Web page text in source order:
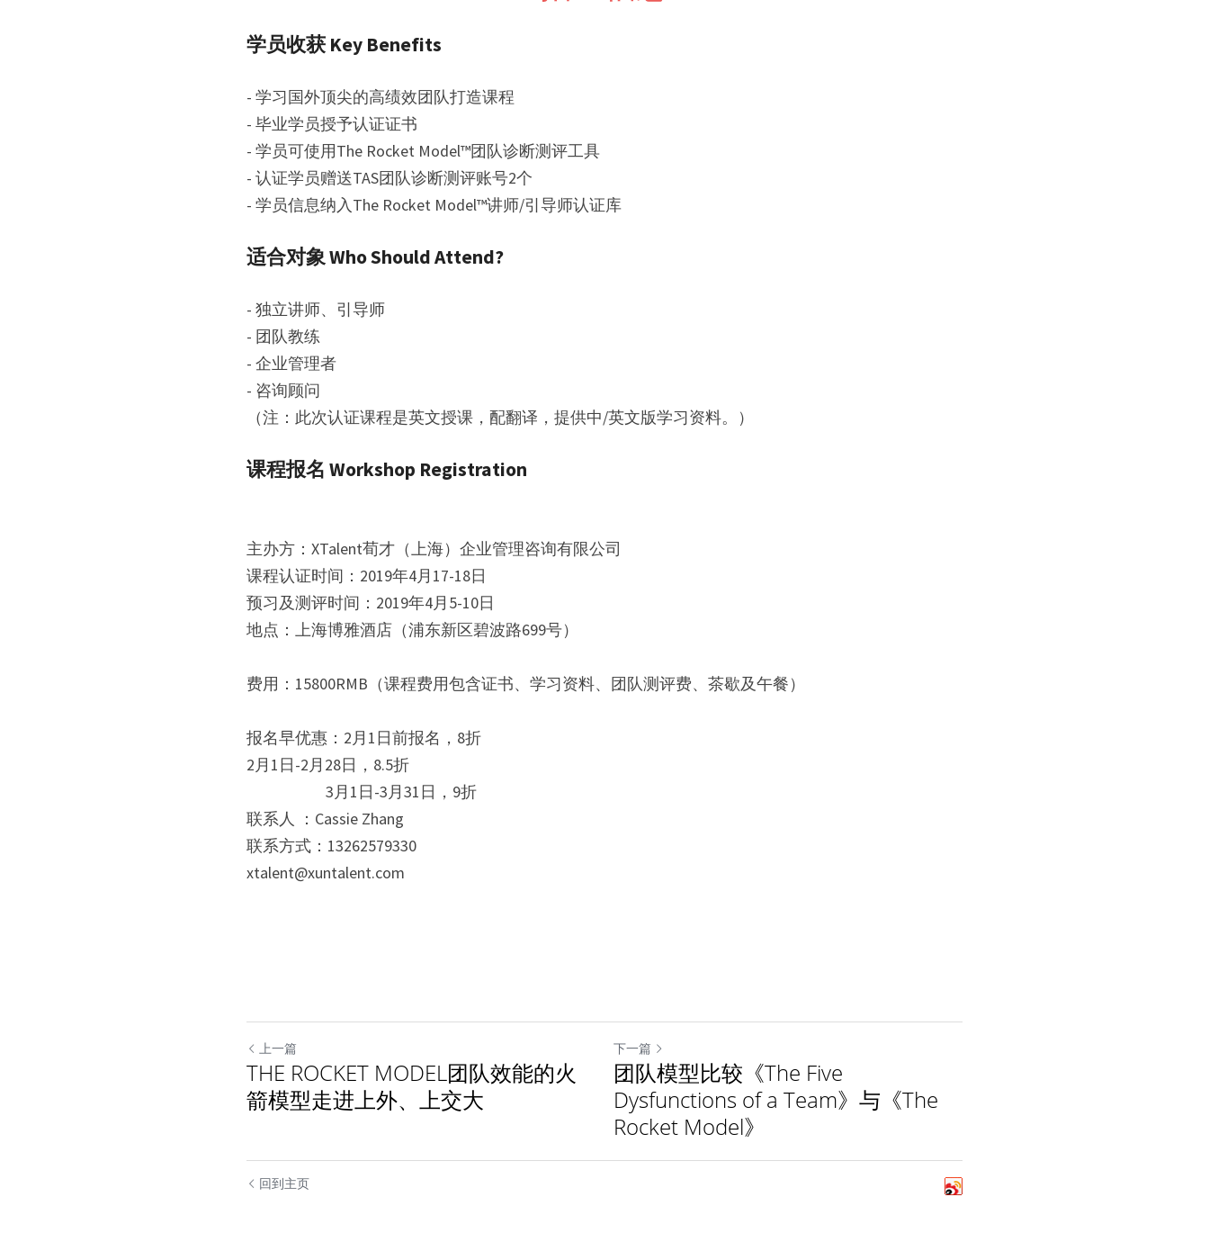
学员收获 Key Benefits
- 学习国外顶尖的高绩效团队打造课程
- 毕业学员授予认证证书
- 学员可使用The Rocket Model™团队诊断测评工具
- 认证学员赠送TAS团队诊断测评账号2个
- 学员信息纳入The Rocket Model™讲师/引导师认证库
适合对象 Who Should Attend?
- 独立讲师、引导师
- 团队教练
- 企业管理者
- 咨询顾问
（注：此次认证课程是英文授课，配翻译，提供中/英文版学习资料。）
课程报名 Workshop Registration
主办方：XTalent荀才（上海）企业管理咨询有限公司
课程认证时间：2019年4月17-18日
预习及测评时间：2019年4月5-10日
地点：上海博雅酒店（浦东新区碧波路699号）
费用：15800RMB（课程费用包含证书、学习资料、团队测评费、茶歇及午餐）
报名早优惠：2月1日前报名，8折
2月1日-2月28日，8.5折
                      3月1日-3月31日，9折
联系人 ：Cassie Zhang
联系方式：13262579330
xtalent@xuntalent.com
上一篇
THE ROCKET MODEL团队效能的火
箭模型走进上外、上交大
下一篇
团队模型比较《The Five
Dysfunctions of a Team》与《The
Rocket Model》
回到主页